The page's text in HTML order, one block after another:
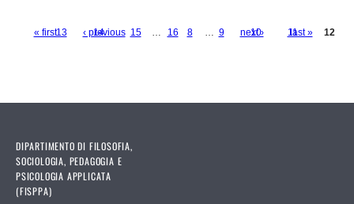
« first ‹ previous 8 9 10 11 12
13 14 15 16 next › last »
DIPARTIMENTO DI FILOSOFIA,
SOCIOLOGIA, PEDAGOGIA E
PSICOLOGIA APPLICATA
(FISPPA)